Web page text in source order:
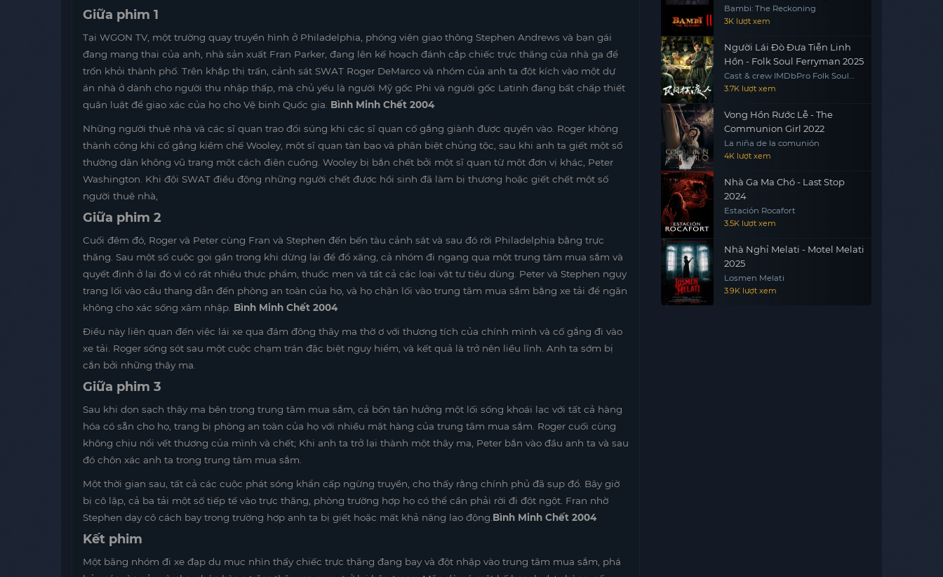
Giữa phim 1
Tại WGON TV, một trường quay truyền hình ở Philadelphia, phóng viên giao thông Stephen Andrews và bạn gái
đang mang thai của anh, nhà sản xuất Fran Parker, đang lên kế hoạch đánh cắp chiếc trực thăng của nhà ga để
trốn khỏi thành phố. Trên khắp thị trấn, cảnh sát SWAT Roger DeMarco và nhóm của anh ta đột kích vào một dự
án nhà ở dành cho người thu nhập thấp, mà chủ yếu là người Mỹ gốc Phi và người gốc Latinh đang bất chấp thiết
quân luật để giao xác của họ cho Vệ binh Quốc gia. Bình Minh Chết 2004
Những người thuê nhà và các sĩ quan trao đổi súng khi các sĩ quan cố gắng giành được quyền vào. Roger không
thành công khi cố gắng kiềm chế Wooley, một sĩ quan tàn bạo và phân biệt chủng tộc, sau khi anh ta giết một số
thường dân không vũ trang một cách điên cuồng. Wooley bị bắn chết bởi một sĩ quan từ một đơn vị khác, Peter
Washington. Khi đội SWAT điều động những người chết được hồi sinh đã làm bị thương hoặc giết chết một số
người thuê nhà,
Giữa phim 2
Cuối đêm đó, Roger và Peter cùng Fran và Stephen đến bến tàu cảnh sát và sau đó rời Philadelphia bằng trực
thăng. Sau một số cuộc gọi gần trong khi dừng lại để đổ xăng, cả nhóm đi ngang qua một trung tâm mua sắm và
quyết định ở lại đó vì có rất nhiều thực phẩm, thuốc men và tất cả các loại vật tư tiêu dùng. Peter và Stephen ngụy
trang lối vào cầu thang dẫn đến phòng an toàn của họ, và họ chặn lối vào trung tâm mua sắm bằng xe tải để ngăn
không cho xác sống xâm nhập. Bình Minh Chết 2004
Điều này liên quan đến việc lái xe qua đám đông thây ma thờ ơ với thương tích của chính mình và cố gắng đi vào
xe tải. Roger sống sót sau một cuộc chạm trán đặc biệt nguy hiểm, và kết quả là trở nên liều lĩnh. Anh ta sớm bị
cắn bởi những thây ma.
Giữa phim 3
Sau khi dọn sạch thây ma bên trong trung tâm mua sắm, cả bốn tận hưởng một lối sống khoái lạc với tất cả hàng
hóa có sẵn cho họ, trang bị phòng an toàn của họ với nhiều mặt hàng của trung tâm mua sắm. Roger cuối cùng
không chịu nổi vết thương của mình và chết; Khi anh ta trở lại thành một thây ma, Peter bắn vào đầu anh ta và sau
đó chôn xác anh ta trong trung tâm mua sắm.
Một thời gian sau, tất cả các cuộc phát sóng khẩn cấp ngừng truyền, cho thấy rằng chính phủ đã sụp đổ. Bây giờ
bị cô lập, cả ba tải một số tiếp tế vào trực thăng, phòng trường hợp họ có thể cần phải rời đi đột ngột. Fran nhờ
Stephen dạy cô cách bay trong trường hợp anh ta bị giết hoặc mất khả năng lao động. Bình Minh Chết 2004
Kết phim
Một băng nhóm đi xe đạp du mục nhìn thấy chiếc trực thăng đang bay và đột nhập vào trung tâm mua sắm, phá
Bambi: The Reckoning
3K lượt xem
Người Lái Đò Đưa Tiễn Linh
Hồn - Folk Soul Ferryman 2025
Cast & crew IMDbPro Folk Soul
Ferryman
3.7K lượt xem
Vong Hồn Rước Lễ - The
Communion Girl 2022
La niña de la comunión
4K lượt xem
Nhà Ga Ma Chó - Last Stop
2024
Estación Rocafort
3.5K lượt xem
Nhà Nghỉ Melati - Motel Melati
2025
Losmen Melati
3.9K lượt xem